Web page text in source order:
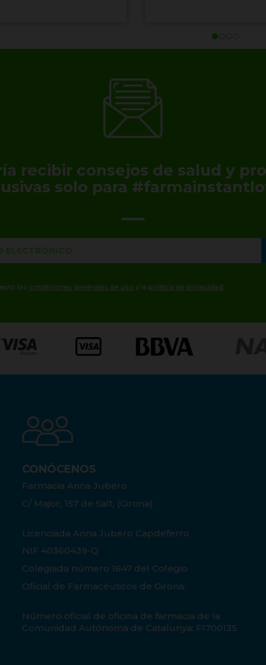
recibir consejos de salud y
solo para
las condiciones generales de uso y la política de privacidad
CONÓCENOS
Farmacia Anna Jubero
C/ Major, 157 de Salt, (Girona)
Licenciada Anna Jubero Capdeferro
NIF 40360439-Q
Colegiada número 1647 del Colegio
Oficial de Farmacéuticos de Girona.
Número oficial de oficina de farmacia de la
Comunidad Autónoma de Catalunya: F1700135